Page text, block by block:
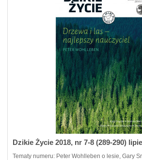
Dzikie Życie 2018, nr 7-8 (289-290)
Tematy numeru: Peter Wohlleben o lesie, Gary